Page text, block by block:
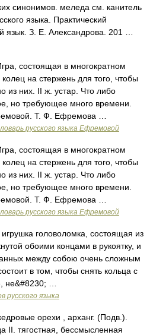
синонимов. меледа см. канитель
языка. Практический
язык. З. Е. Александрова. 201 …
состоящая в многократном
на стержень для того, чтобы
из них. II ж. устар. Что либо
но требующее много времени.
Т. Ф. Ефремова …
русского языка Ефремовой
состоящая в многократном
на стержень для того, чтобы
из них. II ж. устар. Что либо
но требующее много времени.
Т. Ф. Ефремова …
русского языка Ефремовой
головоломка, состоящая из
обоими концами в рукоятку, и
между собою очень сложным
в том, чтобы снять кольца с
не&#8230; …
русского языка
орехи , арханг. (Подв.).
II. тягостная, бессмысленная